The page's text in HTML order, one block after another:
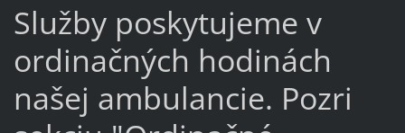
Služby poskytujeme v
ordinačných hodinách
našej ambulancie. Pozri